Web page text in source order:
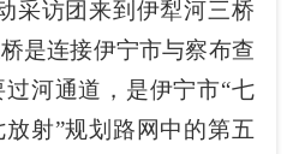
采访团来到伊犁河三桥
是连接伊宁市与察布查
河通道，是伊宁市“七
射”规划路网中的第五